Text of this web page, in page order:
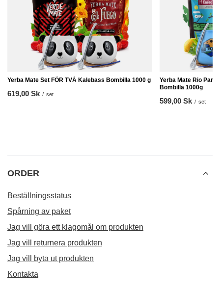
Yerba Mate Set FÖR TVÅ Kalebass Bombilla 1000 g
619,00 Sk / set
Yerba Mate Rio
Bombilla 1000g
599,00 Sk / set
ORDER
Beställningsstatus
Spårning av paket
Jag vill göra ett klagomål om produkten
Jag vill returnera produkten
Jag vill byta ut produkten
Kontakta